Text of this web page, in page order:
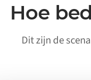
Hoe
Dit zijn de